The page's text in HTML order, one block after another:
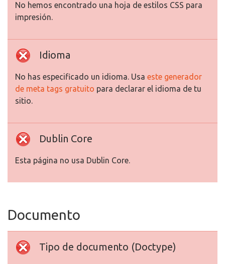
No hemos encontrado una hoja de estilos CSS para
impresión.
Idioma
No has especificado un idioma. Usa este generador
de meta tags gratuito para declarar el idioma de tu
sitio.
Dublin Core
Esta página no usa Dublin Core.
Documento
Tipo de documento (Doctype)